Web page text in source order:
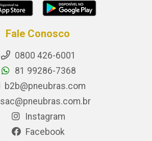
Fale Conosco
0800 426-6001
81 99286-7368
b2b@pneubras.com
sac@pneubras.com.br
Instagram
Facebook